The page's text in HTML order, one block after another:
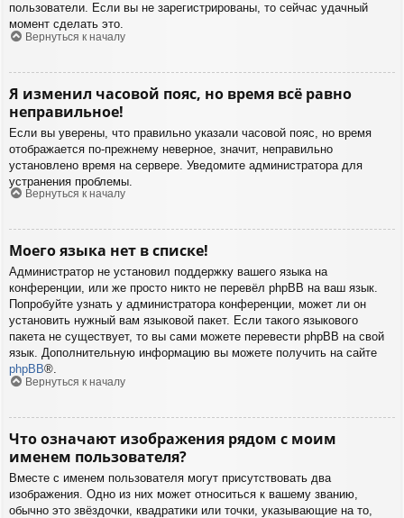
пользователи. Если вы не зарегистрированы, то сейчас удачный
момент сделать это.
Вернуться к началу
Я изменил часовой пояс, но время всё равно
неправильное!
Если вы уверены, что правильно указали часовой пояс, но время
отображается по-прежнему неверное, значит, неправильно
установлено время на сервере. Уведомите администратора для
устранения проблемы.
Вернуться к началу
Моего языка нет в списке!
Администратор не установил поддержку вашего языка на
конференции, или же просто никто не перевёл phpBB на ваш язык.
Попробуйте узнать у администратора конференции, может ли он
установить нужный вам языковой пакет. Если такого языкового
пакета не существует, то вы сами можете перевести phpBB на свой
язык. Дополнительную информацию вы можете получить на сайте
phpBB®.
Вернуться к началу
Что означают изображения рядом с моим
именем пользователя?
Вместе с именем пользователя могут присутствовать два
изображения. Одно из них может относиться к вашему званию,
обычно это звёздочки, квадратики или точки, указывающие на то,